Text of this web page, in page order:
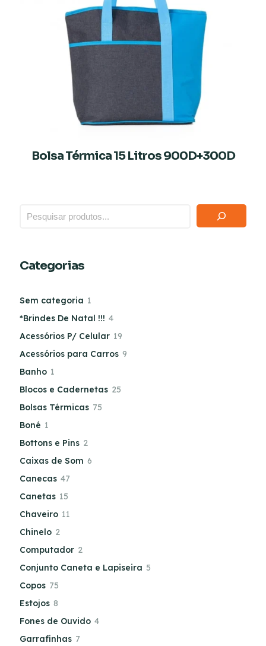
Bolsa Térmica 15 Litros 900D+300D
Categorias
Sem categoria 1
*Brindes De Natal !!! 4
Acessórios P/ Celular 19
Acessórios para Carros 9
Banho 1
Blocos e Cadernetas 25
Bolsas Térmicas 75
Boné 1
Bottons e Pins 2
Caixas de Som 6
Canecas 47
Canetas 15
Chaveiro 11
Chinelo 2
Computador 2
Conjunto Caneta e Lapiseira 5
Copos 75
Estojos 8
Fones de Ouvido 4
Garrafinhas 7